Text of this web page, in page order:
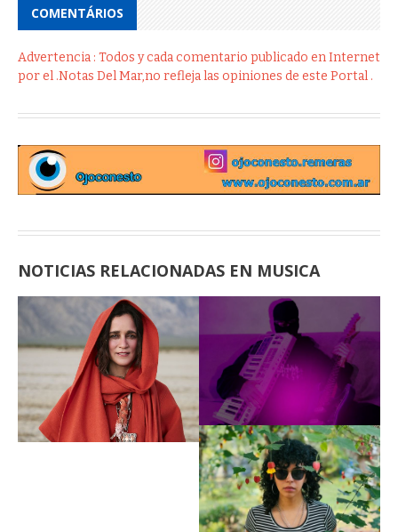
COMENTÁRIOS
Advertencia : Todos y cada comentario publicado en Internet
por el .Notas Del Mar,no refleja las opiniones de este Portal .
NOTICIAS RELACIONADAS EN MUSICA